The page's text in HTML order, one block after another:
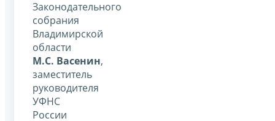
Законодательного
собрания
Владимирской
области
М.С. Васенин,
заместитель
руководителя
УФНС
России